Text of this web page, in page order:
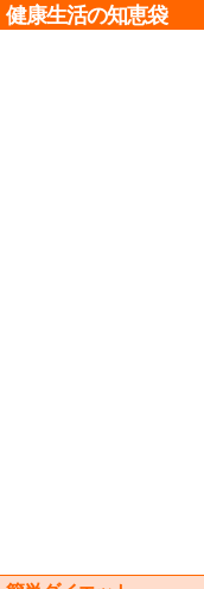
健康生活の知恵袋